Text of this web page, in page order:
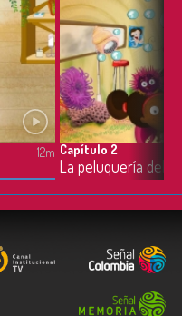
12m Capítulo 2
La peluquería del